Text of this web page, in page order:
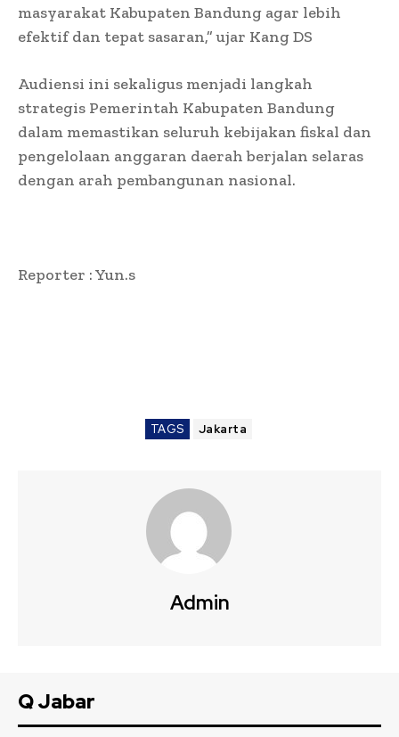
masyarakat Kabupaten Bandung agar lebih
efektif dan tepat sasaran,” ujar Kang DS
Audiensi ini sekaligus menjadi langkah
strategis Pemerintah Kabupaten Bandung
dalam memastikan seluruh kebijakan fiskal dan
pengelolaan anggaran daerah berjalan selaras
dengan arah pembangunan nasional.
Reporter : Yun.s
TAGS Jakarta
Admin
Q Jabar